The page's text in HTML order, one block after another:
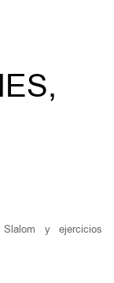
Slalom y ejercicios